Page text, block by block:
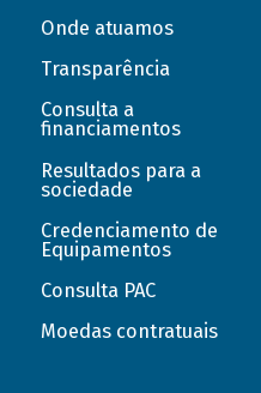
Onde atuamos
Transparência
Consulta a
financiamentos
Resultados para a
sociedade
Credenciamento de
Equipamentos
Consulta PAC
Moedas contratuais